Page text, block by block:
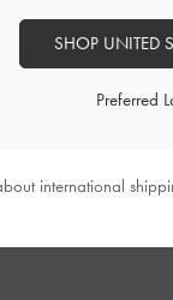
SHOP UNITED
Preferred
international